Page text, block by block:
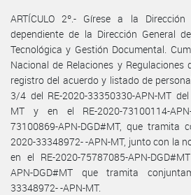
ARTÍCULO 2º.- Gírese a la
dependiente de la Dirección General
Tecnológica y Gestión Documental.
Nacional de Relaciones y
registro del acuerdo y listado de
3/4 del RE-2020-33350330-APN-MT
MT y en el RE-2020-73100114-
73100869-APN-DGD#MT, que tramita
2020-33348972- -APN-MT, junto con la
en el RE-2020-75787085-APN-
APN-DGD#MT que tramita
33348972- -APN-MT.